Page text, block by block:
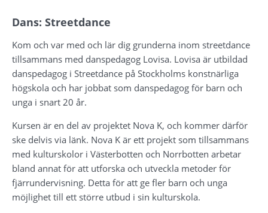
Dans: Streetdance
Kom och var med och lär dig grunderna inom streetdance
tillsammans med danspedagog Lovisa. Lovisa är utbildad
danspedagog i Streetdance på Stockholms konstnärliga
högskola och har jobbat som danspedagog för barn och
unga i snart 20 år.
Kursen är en del av projektet Nova K, och kommer därför
ske delvis via länk. Nova K är ett projekt som tillsammans
med kulturskolor i Västerbotten och Norrbotten arbetar
bland annat för att utforska och utveckla metoder för
fjärrundervisning. Detta för att ge fler barn och unga
möjlighet till ett större utbud i sin kulturskola.